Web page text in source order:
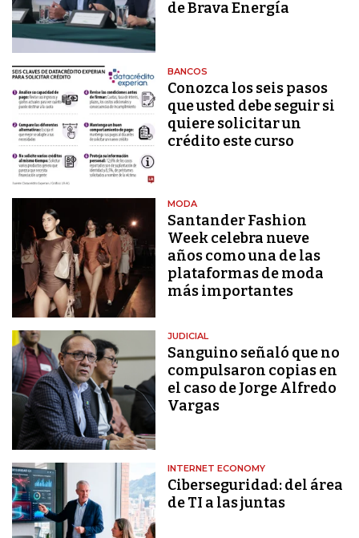
de Brava Energía
BANCOS
Conozca los seis pasos
que usted debe seguir si
quiere solicitar un
crédito este curso
MODA
Santander Fashion
Week celebra nueve
años como una de las
plataformas de moda
más importantes
JUDICIAL
Sanguino señaló que no
compulsaron copias en
el caso de Jorge Alfredo
Vargas
INTERNET ECONOMY
Ciberseguridad: del área
de TI a las juntas